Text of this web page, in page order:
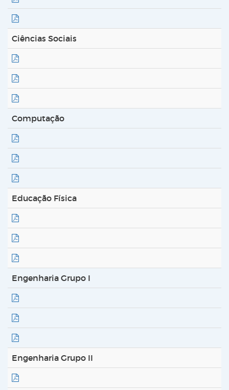
Ciências Sociais
Computação
Educação Física
Engenharia Grupo I
Engenharia Grupo II